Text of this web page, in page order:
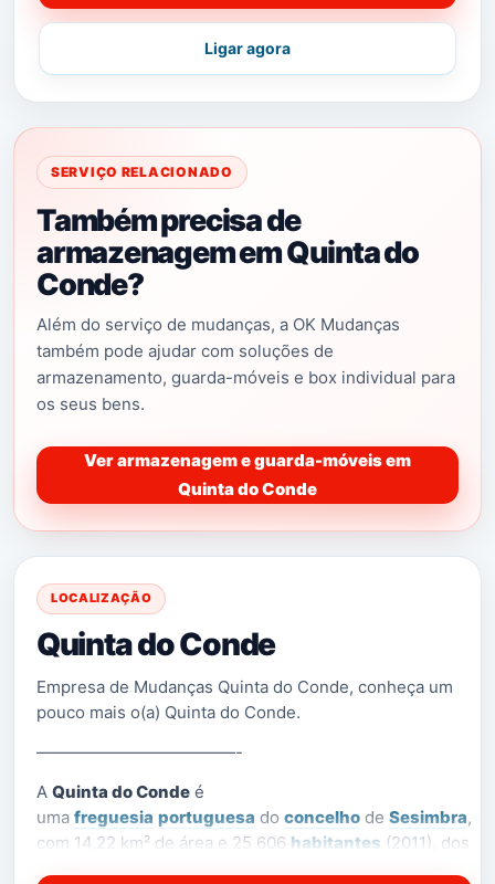
Ligar agora
SERVIÇO RELACIONADO
Também precisa de
armazenagem em Quinta do
Conde?
Além do serviço de mudanças, a OK Mudanças
também pode ajudar com soluções de
armazenamento, guarda-móveis e box individual para
os seus bens.
Ver armazenagem e guarda-móveis em
Quinta do Conde
LOCALIZAÇÃO
Quinta do Conde
Empresa de Mudanças Quinta do Conde, conheça um
pouco mais o(a) Quinta do Conde.
————————————-
A Quinta do Conde é
uma freguesia portuguesa do concelho de Sesimbra,
com 14,22 km² de área e 25 606 habitantes (2011), dos